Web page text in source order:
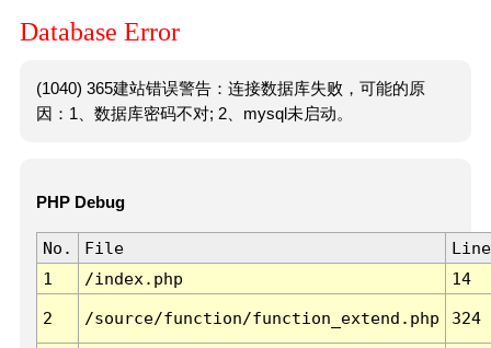
Database Error
(1040) 365建站错误警告：连接数据库失败，可能的原
因：1、数据库密码不对; 2、mysql未启动。
PHP Debug
No. File
Line
1
/index.php 14
2 /source/function/function_extend.php 324